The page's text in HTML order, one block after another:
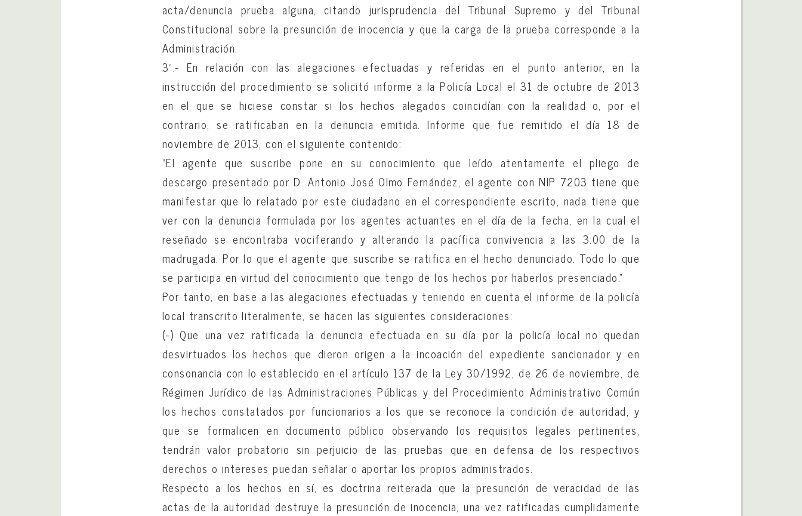
acta/denuncia prueba alguna, citando jurisprudencia del Tribunal Supremo y del Tribunal
Constitucional sobre la presunción de inocencia y que la carga de la prueba corresponde a la
Administración.
3º.- En relación con las alegaciones efectuadas y referidas en el punto anterior, en la
instrucción del procedimiento se solicitó informe a la Policía Local el 31 de octubre de 2013
en el que se hiciese constar si los hechos alegados coincidían con la realidad o, por el
contrario, se ratificaban en la denuncia emitida. Informe que fue remitido el día 18 de
noviembre de 2013, con el siguiente contenido:
“El agente que suscribe pone en su conocimiento que leído atentamente el pliego de
descargo presentado por D. Antonio José Olmo Fernández, el agente con NIP 7203 tiene que
manifestar que lo relatado por este ciudadano en el correspondiente escrito, nada tiene que
ver con la denuncia formulada por los agentes actuantes en el día de la fecha, en la cual el
reseñado se encontraba vociferando y alterando la pacífica convivencia a las 3:00 de la
madrugada. Por lo que el agente que suscribe se ratifica en el hecho denunciado. Todo lo que
se participa en virtud del conocimiento que tengo de los hechos por haberlos presenciado.”
Por tanto, en base a las alegaciones efectuadas y teniendo en cuenta el informe de la policía
local transcrito literalmente, se hacen las siguientes consideraciones:
(-) Que una vez ratificada la denuncia efectuada en su día por la policía local no quedan
desvirtuados los hechos que dieron origen a la incoación del expediente sancionador y en
consonancia con lo establecido en el artículo 137 de la Ley 30/1992, de 26 de noviembre, de
Régimen Jurídico de las Administraciones Públicas y del Procedimiento Administrativo Común
los hechos constatados por funcionarios a los que se reconoce la condición de autoridad, y
que se formalicen en documento público observando los requisitos legales pertinentes,
tendrán valor probatorio sin perjuicio de las pruebas que en defensa de los respectivos
derechos o intereses puedan señalar o aportar los propios administrados.
Respecto a los hechos en sí, es doctrina reiterada que la presunción de veracidad de las
actas de la autoridad destruye la presunción de inocencia, una vez ratificadas cumplidamente